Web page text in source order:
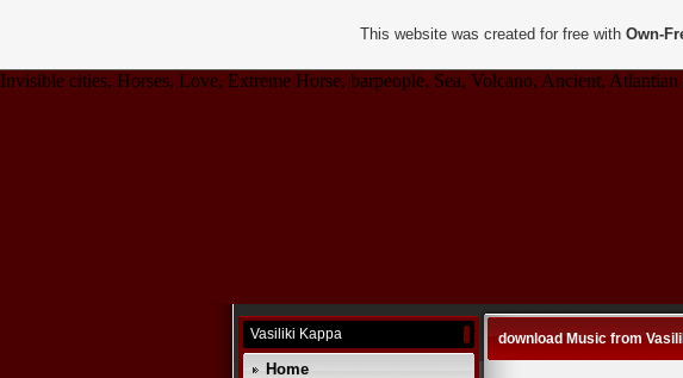
Invisible cities, Horses, Love, Extreme Horse, barpeople, Sea, Volcano, Ancient,
Vasiliki Kappa
Home
download Music from
This website was created for free withOwn-